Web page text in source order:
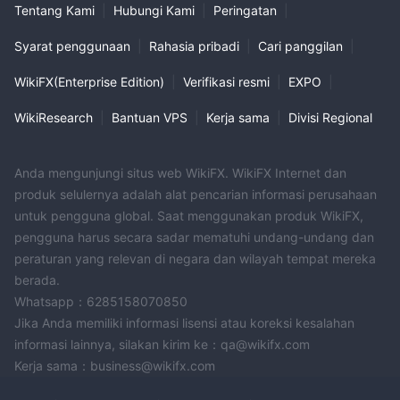
Tentang Kami Hubungi Kami Peringatan
Syarat penggunaan Rahasia pribadi Cari panggilan
WikiFX(Enterprise Edition) Verifikasi resmi EXPO
WikiResearch Bantuan VPS Kerja sama Divisi Regional
Anda mengunjungi situs web WikiFX. WikiFX Internet dan
produk selulernya adalah alat pencarian informasi perusahaan
untuk pengguna global. Saat menggunakan produk WikiFX,
pengguna harus secara sadar mematuhi undang-undang dan
peraturan yang relevan di negara dan wilayah tempat mereka
berada.
Whatsapp：6285158070850
Jika Anda memiliki informasi lisensi atau koreksi kesalahan
informasi lainnya, silakan kirim ke：qa@wikifx.com
Kerja sama：business@wikifx.com